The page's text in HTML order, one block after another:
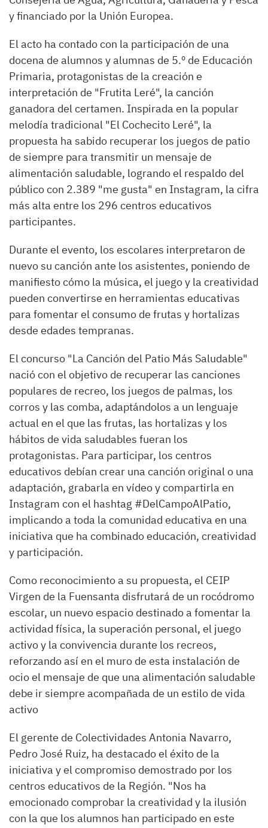
y financiado por la Unión Europea.
El acto ha contado con la participación de una
docena de alumnos y alumnas de 5.º de Educación
Primaria, protagonistas de la creación e
interpretación de "Frutita Leré", la canción
ganadora del certamen. Inspirada en la popular
melodía tradicional "El Cochecito Leré", la
propuesta ha sabido recuperar los juegos de patio
de siempre para transmitir un mensaje de
alimentación saludable, logrando el respaldo del
público con 2.389 "me gusta" en Instagram, la cifra
más alta entre los 296 centros educativos
participantes.
Durante el evento, los escolares interpretaron de
nuevo su canción ante los asistentes, poniendo de
manifiesto cómo la música, el juego y la creatividad
pueden convertirse en herramientas educativas
para fomentar el consumo de frutas y hortalizas
desde edades tempranas.
El concurso "La Canción del Patio Más Saludable"
nació con el objetivo de recuperar las canciones
populares de recreo, los juegos de palmas, los
corros y las comba, adaptándolos a un lenguaje
actual en el que las frutas, las hortalizas y los
hábitos de vida saludables fueran los
protagonistas. Para participar, los centros
educativos debían crear una canción original o una
adaptación, grabarla en vídeo y compartirla en
Instagram con el hashtag #DelCampoAlPatio,
implicando a toda la comunidad educativa en una
iniciativa que ha combinado educación, creatividad
y participación.
Como reconocimiento a su propuesta, el CEIP
Virgen de la Fuensanta disfrutará de un rocódromo
escolar, un nuevo espacio destinado a fomentar la
actividad física, la superación personal, el juego
activo y la convivencia durante los recreos,
reforzando así en el muro de esta instalación de
ocio el mensaje de que una alimentación saludable
debe ir siempre acompañada de un estilo de vida
activo
El gerente de Colectividades Antonia Navarro,
Pedro José Ruiz, ha destacado el éxito de la
iniciativa y el compromiso demostrado por los
centros educativos de la Región. "Nos ha
emocionado comprobar la creatividad y la ilusión
con la que los alumnos han participado en este